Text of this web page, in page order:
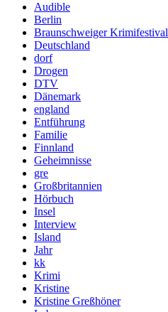
Audible
Berlin
Braunschweiger Krimifestival
Deutschland
dorf
Drogen
DTV
Dänemark
england
Entführung
Familie
Finnland
Geheimnisse
gre
Großbritannien
Hörbuch
Insel
Interview
Island
Jahr
kk
Krimi
Kristine
Kristine Greßhöner